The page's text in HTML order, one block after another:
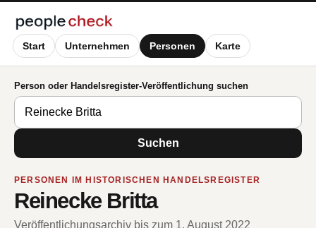
Start Unternehmen Personen Karte
Person oder Handelsregister-Veröffentlichung suchen
Suchen
PERSONEN IM HISTORISCHEN HANDELSREGISTER
Reinecke Britta
Veröffentlichungsarchiv bis zum 1. August 2022